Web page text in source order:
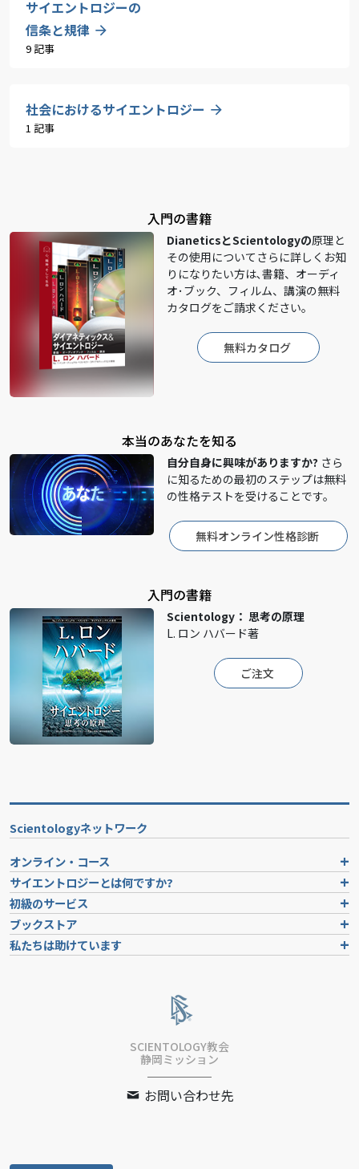
サイエントロジーの
信条と規律
9 記事
社会におけるサイエントロジー
1 記事
入門の書籍
DianeticsとScientologyの原理と
その使用についてさらに詳しくお知
りになりたい方は､書籍、オーディ
オ･ブック、フィルム、講演の無料
カタログをご請求ください。
無料カタログ
本当のあなたを知る
自分自身に興味がありますか? さら
に知るための最初のステップは無料
の性格テストを受けることです。
無料オンライン性格診断
入門の書籍
Scientology： 思考の原理
L. ロン ハバード著
ご注文
Scientologyネットワーク
オンライン・コース
サイエントロジーとは何ですか?
初級のサービス
ブックストア
私たちは助けています
SCIENTOLOGY教会
静岡ミッション
お問い合わせ先